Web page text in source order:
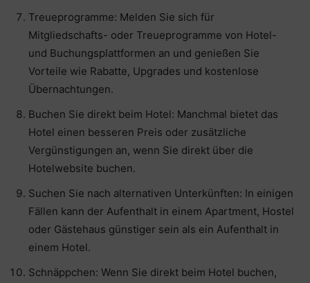
Treueprogramme: Melden Sie sich für
Mitgliedschafts- oder Treueprogramme von Hotel-
und Buchungsplattformen an und genießen Sie
Vorteile wie Rabatte, Upgrades und kostenlose
Übernachtungen.
Buchen Sie direkt beim Hotel: Manchmal bietet das
Hotel einen besseren Preis oder zusätzliche
Vergünstigungen an, wenn Sie direkt über die
Hotelwebsite buchen.
Suchen Sie nach alternativen Unterkünften: In einigen
Fällen kann der Aufenthalt in einem Apartment, Hostel
oder Gästehaus günstiger sein als ein Aufenthalt in
einem Hotel.
Schnäppchen: Wenn Sie direkt beim Hotel buchen,